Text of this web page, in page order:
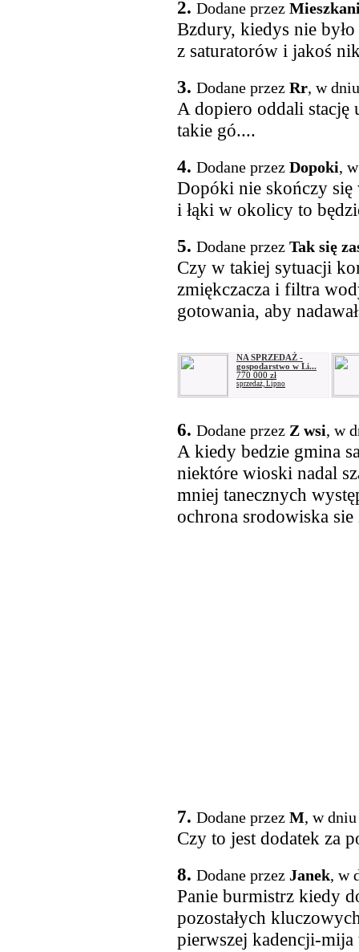
2. Dodane przez
Bzdury, kiedys nie
z saturatorów i jakoś
3. Dodane przez Rr, w
A dopiero oddali
takie gó....
4. Dodane przez Dopoki,
Dopóki nie skończy się
i łąki w okolicy to
5. Dodane przez Tak się
Czy w takiej sytuacji
zmiękczacza i filtra
gotowania, aby
NA SPRZEDAŻ -
gospodarstwo w Li...
770 000 zł
sprzedaż, Lipno
6. Dodane przez Z wsi, w
A kiedy bedzie gmina
niektóre wioski nadal
mniej tanecznych
ochrona srodowiska sie
7. Dodane przez M, w
Czy to jest dodatek za
8. Dodane przez Janek, w
Panie burmistrz kiedy
pozostałych
pierwszej kadencji-mija